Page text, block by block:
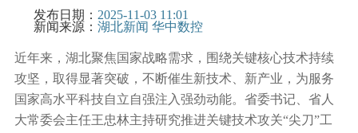
董事长致辞
企业文化
资质荣誉
公司动态
行业动态
媒体报道
产品与应用
产品中心
应用案例
投资者关系
发布日期： 2025-11-03 11:01
新闻来源： 湖北新闻 华中数控
近年来，湖北聚焦国家战略需求，围绕关键核心技术持续
攻坚，取得显著突破，不断催生新技术、新产业，为服务
国家高水平科技自立自强注入强劲动能。省委书记、省人
大常委会主任王忠林主持研究推进关键技术攻关“尖刀”工